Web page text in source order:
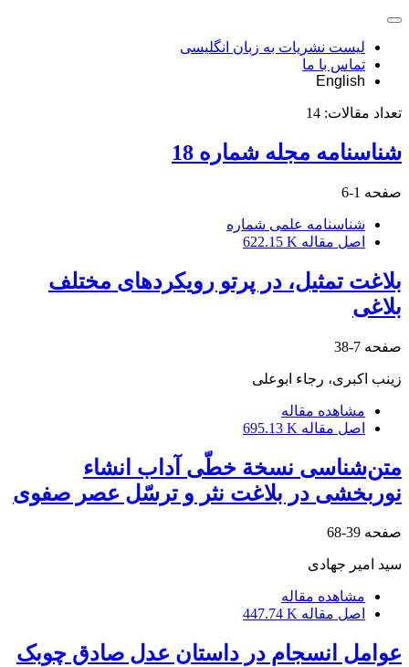
لیست نشریات به زبان انگلیسی
تماس با ما
English
تعداد مقالات: 14
شناسنامه مجله شماره 18
صفحه 1-6
شناسنامه علمی شماره
اصل مقاله 622.15 K
بلاغت تمثیل، در پرتو رویکردهای مختلف
بلاغی
صفحه 7-38
زینب اکبری، رجاء ابوعلی
مشاهده مقاله
اصل مقاله 695.13 K
متن‌شناسی نسخة خطّی آداب انشاء
نوربخشی در بلاغت نثر و ترسّل عصر صفوی
صفحه 39-68
سید امیر جهادی
مشاهده مقاله
اصل مقاله 447.74 K
عوامل انسجام در داستان عدل صادق چوبک